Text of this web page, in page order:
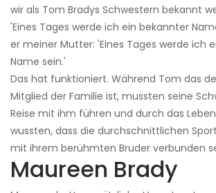
wir als Tom Bradys Schwestern bekannt
'Eines Tages werde ich ein bekannter
er meiner Mutter: 'Eines Tages werde ich
Name sein.'
Das hat funktioniert. Während Tom das
Mitglied der Familie ist, mussten seine
Reise mit ihm führen und durch das
wussten, dass die durchschnittlichen
mit ihrem berühmten Bruder verbunden
Maureen Brady